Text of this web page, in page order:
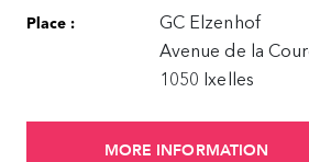
Place :
GC Elzenhof
Avenue de la
1050 Ixelles
MORE INFORMATION